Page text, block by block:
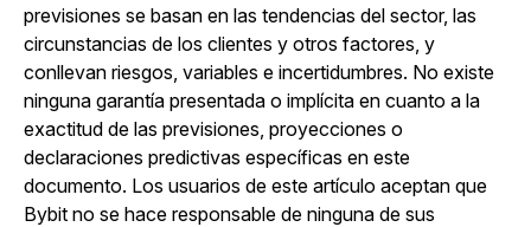
previsiones se basan en las tendencias del sector, las
circunstancias de los clientes y otros factores, y
conllevan riesgos, variables e incertidumbres. No existe
ninguna garantía presentada o implícita en cuanto a la
exactitud de las previsiones, proyecciones o
declaraciones predictivas específicas en este
documento. Los usuarios de este artículo aceptan que
Bybit no se hace responsable de ninguna de sus